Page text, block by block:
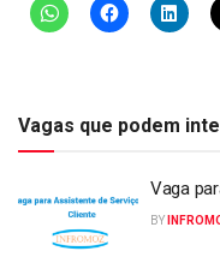
Vagas que podem
Vaga
BY